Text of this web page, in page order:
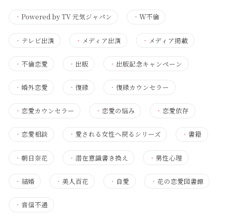
・ Powered by TV 元気ジャパン ・Ｗ不倫
・ テレビ出演 ・ メディア出演 ・ メディア掲載
・ 不倫恋愛 ・ 出版 ・ 出版記念キャンペーン
・ 婚外恋愛 ・復縁 ・復縁カウンセラー
・ 恋愛カウンセラー ・ 恋愛の悩み ・ 恋愛依存
・ 恋愛相談 ・ 愛される女性へ戻るシリーズ ・書籍
・ 朝日奈花 ・潜在意識書き換え ・ 男性心理
・ 結婚 ・美人百花 ・ 自愛 ・ 花の恋愛図書館
・ 音信不通